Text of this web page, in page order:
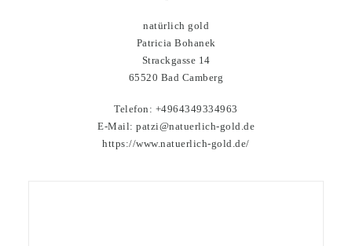
natürlich gold
Patricia Bohanek
Strackgasse 14
65520 Bad Camberg
Telefon: +4964349334963
E-Mail: patzi@natuerlich-gold.de
https://www.natuerlich-gold.de/